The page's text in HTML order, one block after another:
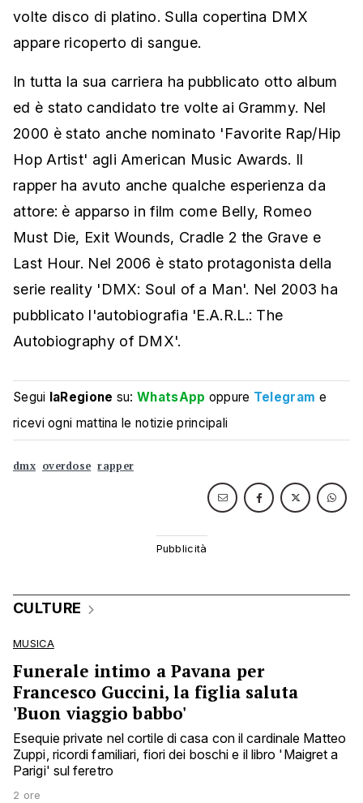
volte disco di platino. Sulla copertina DMX
appare ricoperto di sangue.
In tutta la sua carriera ha pubblicato otto album
ed è stato candidato tre volte ai Grammy. Nel
2000 è stato anche nominato 'Favorite Rap/Hip
Hop Artist' agli American Music Awards. Il
rapper ha avuto anche qualche esperienza da
attore: è apparso in film come Belly, Romeo
Must Die, Exit Wounds, Cradle 2 the Grave e
Last Hour. Nel 2006 è stato protagonista della
serie reality 'DMX: Soul of a Man'. Nel 2003 ha
pubblicato l'autobiografia 'E.A.R.L.: The
Autobiography of DMX'.
Segui laRegione su:WhatsApp oppure Telegram e
ricevi ogni mattina le notizie principali
dmx overdose rapper
CULTURE
MUSICA
Funerale intimo a Pavana per
Francesco Guccini, la figlia saluta
'Buon viaggio babbo'
Esequie private nel cortile di casa con il cardinale Matteo
Zuppi, ricordi familiari, fiori dei boschi e il libro 'Maigret a
Parigi' sul feretro
2 ore